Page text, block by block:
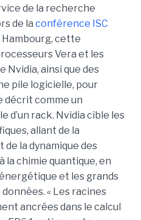
de la recherche
de la conférence ISC
Hambourg, cette
Vera et les
Nvidia, ainsi que des
pile logicielle, pour
décrit comme un
d’un rack. Nvidia cible les
allant de la
la dynamique des
la chimie quantique, en
et les grands
« Les racines
ancrées dans le calcul